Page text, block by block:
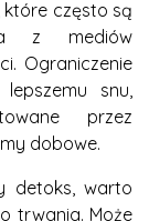
które często są
z mediów
Ograniczenie
snu,
przez
dobowe.
detoks, warto
trwania. Może